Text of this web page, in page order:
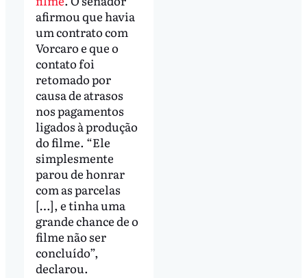
afirmou que havia
um contrato com
Vorcaro e que o
contato foi
retomado por
causa de atrasos
nos pagamentos
ligados à produção
do filme. “Ele
simplesmente
parou de honrar
com as parcelas
[…], e tinha uma
grande chance de o
filme não ser
concluído”,
declarou.